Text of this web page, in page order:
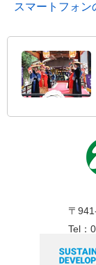
スマートフォン
〒
Tel：